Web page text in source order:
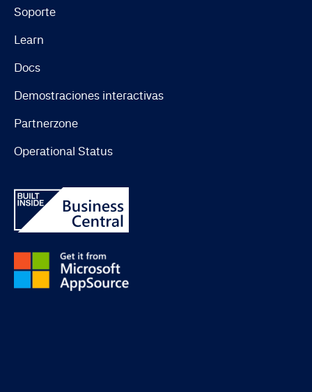
Soporte
Learn
Docs
Demostraciones interactivas
Partnerzone
Operational Status